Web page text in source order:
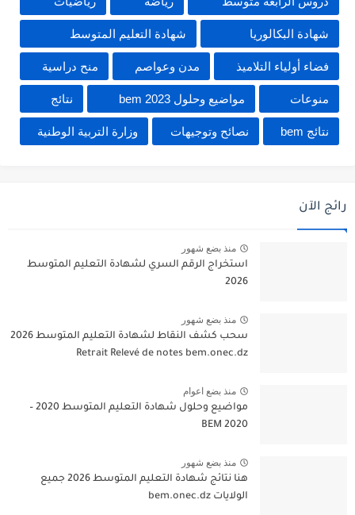
شهادة البكالوريا شهادة التعليم المتوسط
فضاء أولياء التلاميذ مدن وعواصم منح دراسية
منوعات مواضيع وحلول 2023 bem نتائج
نتائج bem نصائح وتوجيهات وزارة التربية الوطنية
رائج الآن
منذ بضع شهور
استخراج الرقم السري لشهادة التعليم المتوسط
2026
منذ بضع شهور
سحب كشف النقاط لشهادة التعليم المتوسط 2026
Retrait Relevé de notes bem.onec.dz
منذ بضع اعوام
مواضيع وحلول شهادة التعليم المتوسط 2020 –
BEM 2020
منذ بضع شهور
هنا نتائج شهادة التعليم المتوسط 2026 جميع
الولايات bem.onec.dz